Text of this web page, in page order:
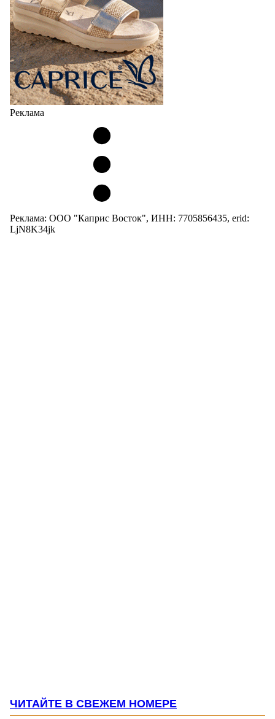
Реклама
Реклама: ООО "Каприс Восток", ИНН: 7705856435, erid:
LjN8K34jk
ЧИТАЙТЕ В СВЕЖЕМ НОМЕРЕ